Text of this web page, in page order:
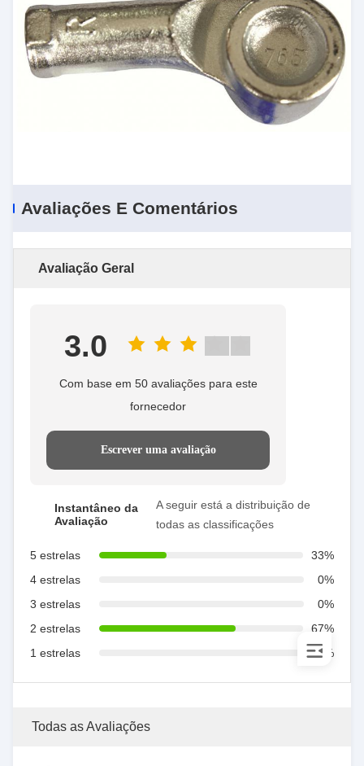
Avaliações E Comentários
Avaliação Geral
3.0
Com base em 50 avaliações para este
fornecedor
Escrever uma avaliação
Instantâneo da
Avaliação
A seguir está a distribuição de
todas as classificações
5 estrelas
33%
4 estrelas
0%
3 estrelas
0%
2 estrelas
67%
1 estrelas
0%
Todas as Avaliações